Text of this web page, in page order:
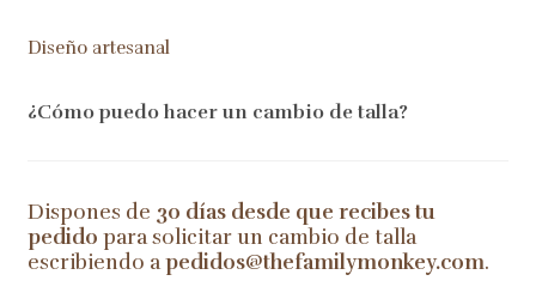
Diseño artesanal
¿Cómo puedo hacer un cambio de talla?
Dispones de 30 días desde que recibes tu
pedido para solicitar un cambio de talla
escribiendo apedidos@thefamilymonkey.com.